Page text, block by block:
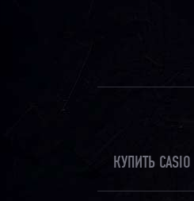
КУПИТЬ